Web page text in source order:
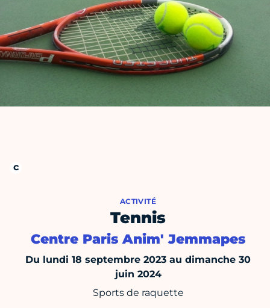
ACTIVITÉ
Tennis
Centre Paris Anim' Jemmapes
Du lundi 18 septembre 2023 au dimanche 30
juin 2024
Sports de raquette